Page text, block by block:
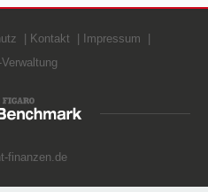
Kontakt
Impressum
finanzen.de